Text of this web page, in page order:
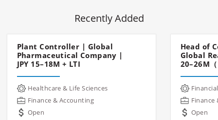
Recently Added
Plant Controller | Global
Pharmaceutical Company |
JPY 15–18M + LTI
Healthcare & Life Sciences
Finance & Accounting
Open
Head of
Global
20–26M（
Finance
Open